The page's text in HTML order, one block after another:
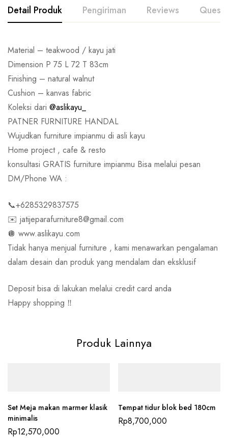
Detail Produk Pengiriman Reviews
Material – teakwood / kayu jati
Dimension P 75 L 72 T 83cm
Finishing – natural walnut
Cushion – kanvas fabric
Koleksi dari @aslikayu_
PATNER FURNITURE HANDAL
Wujudkan furniture impianmu di asli kayu
Home project , cafe & resto
konsultasi GRATIS furniture impianmu Bisa melalui pesan
DM/Phone WA :
📞+6285329837575
✉️ jatijeparafurniture8@gmail.com
🪩 www.aslikayu.com
Tidak hanya menjual furniture , kami menawarkan pengalaman
dalam desain dan produk yang mendalam dan eksklusif
Deposit bisa di lakukan melalui credit card anda
Happy shopping ‼️
Produk Lainnya
Set Meja makan marmer klasik
minimalis
Rp12,570,000
Tempat tidur blok bed 180cm
Rp8,700,000